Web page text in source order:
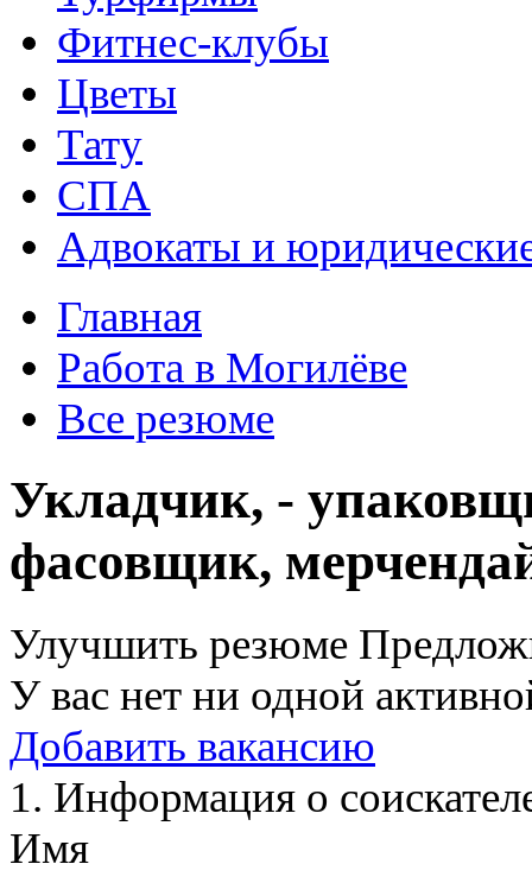
Фитнес-клубы
Цветы
Тату
СПА
Адвокаты и
Главная
Работа в Могилёве
Все резюме
Укладчик, -
фасовщик,
Улучшить резюме
У вас нет ни одной
Добавить вакансию
1. Информация о
Имя